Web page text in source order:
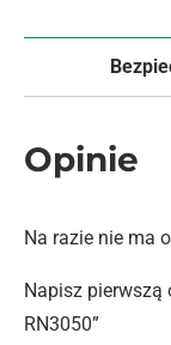
Opinie
Na razie nie ma
Napisz pierwszą
RN3050”